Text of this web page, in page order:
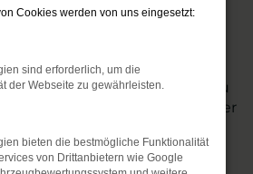
Q3 Gebrauchtwagen- Kauf.
schauen für Sie genau
Verkauf nach Querfurt oder
einen gründlichen Check
sicher, dass Ihr Fahrzeug
und tauschen natürlich
Cookies werden von uns eingesetzt:
sind erforderlich, um die
der Webseite zu gewährleisten.
bieten die bestmögliche Funktionalität
von Drittanbietern wie Google